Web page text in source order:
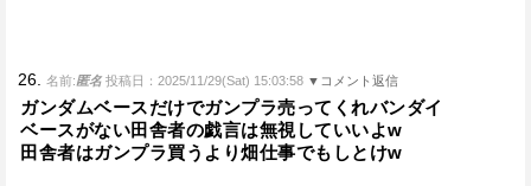
26. 名前:匿名 投稿日：2025/11/29(Sat) 15:03:58 ▼コメント返信
ガンダムベースだけでガンプラ売ってくれバンダイ
ベースがない田舎者の戯言は無視していいよw
田舎者はガンプラ買うより畑仕事でもしとけw